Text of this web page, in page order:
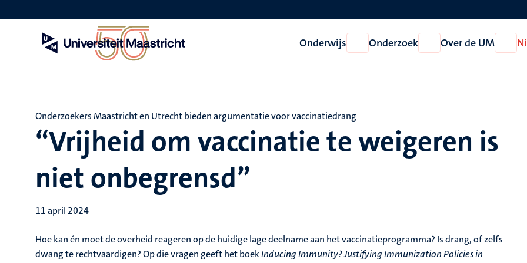
en
Onderwijs
Open
Onderwijs
Onderzoek
Open
Onderzoek
Over de UM
Open
Over
“Vrijheid om vaccinatie te weigeren is
niet onbegrensd”
Onderzoekers Maastricht en Utrecht bieden argumentatie voor vaccinatiedrang
11 april 2024
Hoe kan én moet de overheid reageren op de huidige lage deelname aan het vaccinatieprogramma? Is drang, of zelfs
dwang te rechtvaardigen? Op die vragen geeft het boekInducing Immunity? Justifying Immunization Policies in